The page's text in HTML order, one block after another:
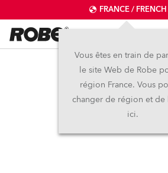
FRANCE / FRENCH
Vous êtes en train de
le site Web de Robe
région France. Vous
changer de région et de
ici.
LED